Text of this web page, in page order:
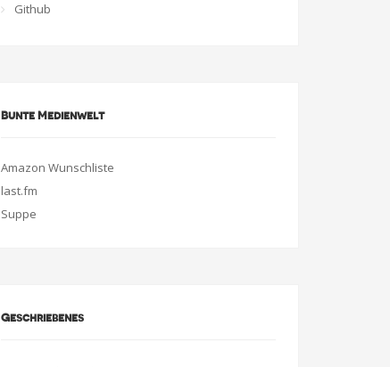
Github
Bunte Medienwelt
Amazon Wunschliste
last.fm
Suppe
Geschriebenes